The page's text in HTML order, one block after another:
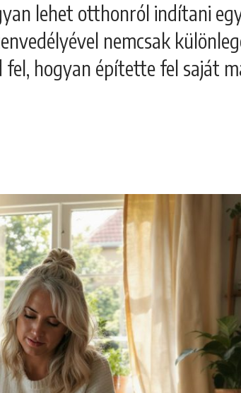
lehet otthonról indítani
nemcsak
hogyan építette fel saját